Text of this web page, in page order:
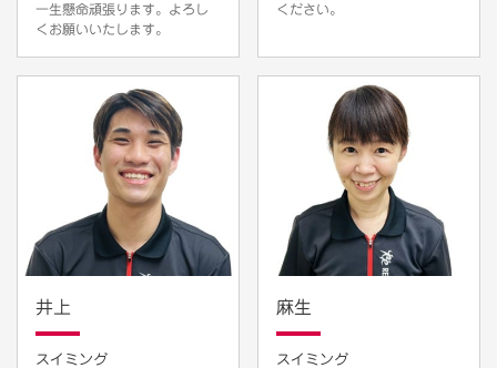
一生懸命頑張ります。よろし
くお願いいたします。
ください。
井上
スイミング
麻生
スイミング